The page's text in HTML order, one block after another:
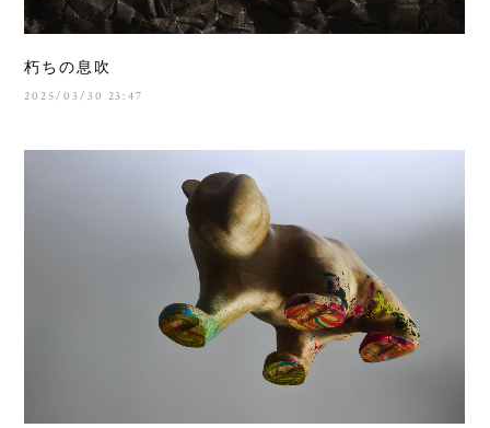
朽ちの息吹
2025/03/30 23:47